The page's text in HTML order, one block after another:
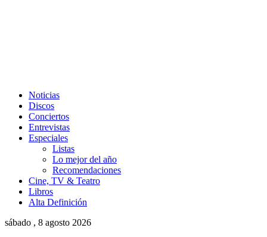
Noticias
Discos
Conciertos
Entrevistas
Especiales
Listas
Lo mejor del año
Recomendaciones
Cine, TV & Teatro
Libros
Alta Definición
sábado , 8 agosto 2026